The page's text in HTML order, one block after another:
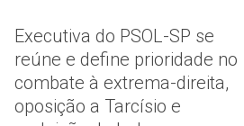
Executiva do PSOL-SP se
reúne e define prioridade no
combate à extrema-direita,
oposição a Tarcísio e